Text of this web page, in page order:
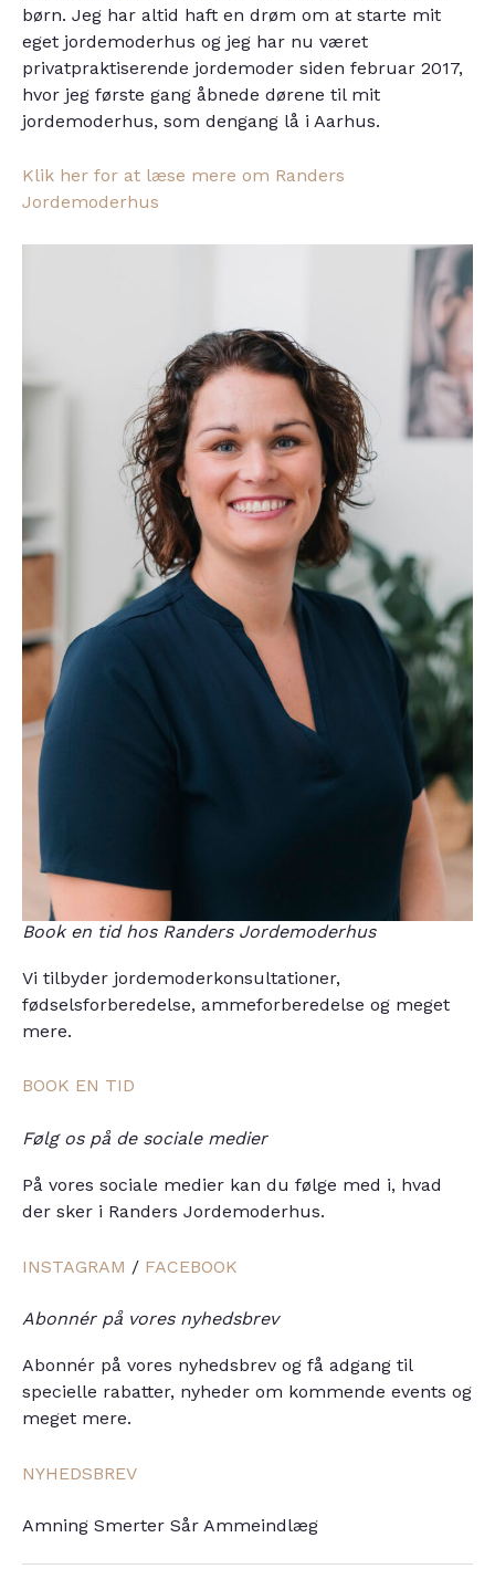
børn. Jeg har altid haft en drøm om at starte mit
eget jordemoderhus og jeg har nu været
privatpraktiserende jordemoder siden februar 2017,
hvor jeg første gang åbnede dørene til mit
jordemoderhus, som dengang lå i Aarhus.
Klik her for at læse mere om Randers
Jordemoderhus
Book en tid hos Randers Jordemoderhus
Vi tilbyder jordemoderkonsultationer,
fødselsforberedelse, ammeforberedelse og meget
mere.
BOOK EN TID
Følg os på de sociale medier
På vores sociale medier kan du følge med i, hvad
der sker i Randers Jordemoderhus.
INSTAGRAM / FACEBOOK
Abonnér på vores nyhedsbrev
Abonnér på vores nyhedsbrev og få adgang til
specielle rabatter, nyheder om kommende events og
meget mere.
NYHEDSBREV
Amning Smerter Sår Ammeindlæg